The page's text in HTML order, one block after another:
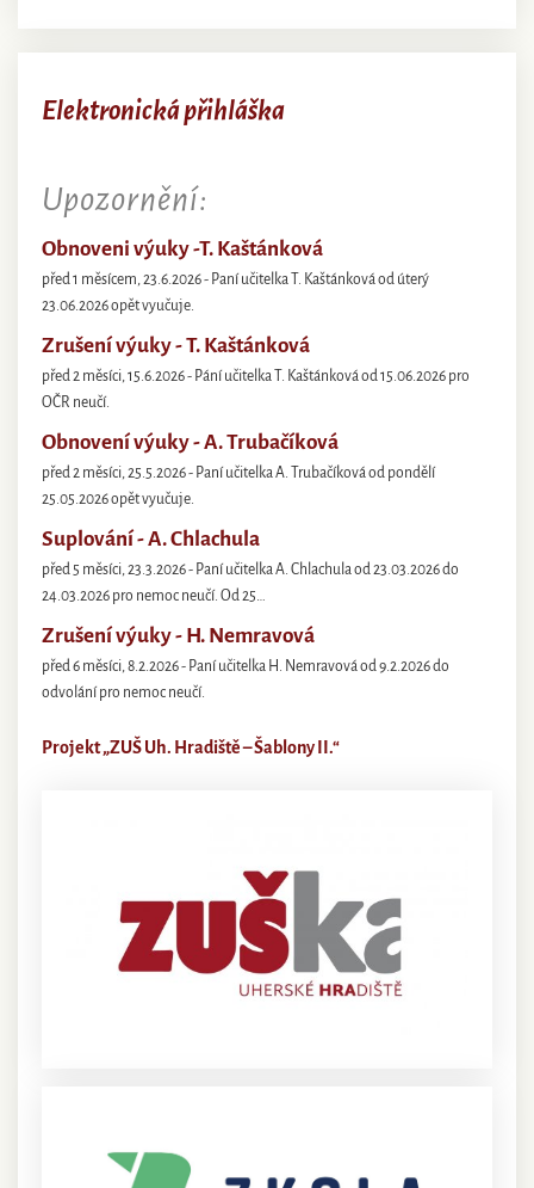
Elektronická přihláška
Upozornění:
Obnoveni výuky -T. Kaštánková
před 1 měsícem, 23.6.2026 - Paní učitelka T. Kaštánková od úterý
23.06.2026 opět vyučuje.
Zrušení výuky - T. Kaštánková
před 2 měsíci, 15.6.2026 - Pání učitelka T. Kaštánková od 15.06.2026 pro
OČR neučí.
Obnovení výuky - A. Trubačíková
před 2 měsíci, 25.5.2026 - Paní učitelka A. Trubačíková od pondělí
25.05.2026 opět vyučuje.
Suplování - A. Chlachula
před 5 měsíci, 23.3.2026 - Paní učitelka A. Chlachula od 23.03.2026 do
24.03.2026 pro nemoc neučí. Od 25…
Zrušení výuky - H. Nemravová
před 6 měsíci, 8.2.2026 - Paní učitelka H. Nemravová od 9.2.2026 do
odvolání pro nemoc neučí.
Projekt „ZUŠ Uh. Hradiště – Šablony II.“